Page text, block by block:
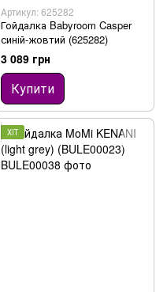
Артикул: 625282
Гойдалка Babyroom Casper
синій-жовтий (625282)
3 089 грн
Купити
ХІТ